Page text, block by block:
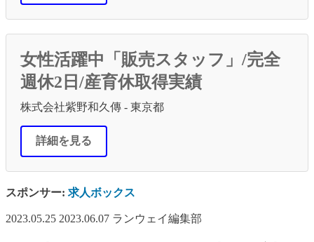
女性活躍中「販売スタッフ」/完全
週休2日/産育休取得実績
株式会社紫野和久傳 - 東京都
詳細を見る
スポンサー: 求人ボックス
2023.05.25 2023.06.07 ランウェイ編集部